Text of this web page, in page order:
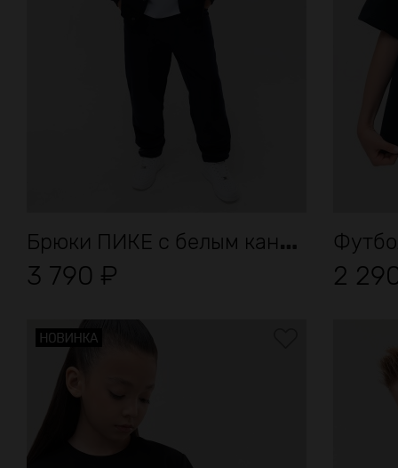
Б
рюки ПИКЕ с белым кантом
3 790 ₽ 2